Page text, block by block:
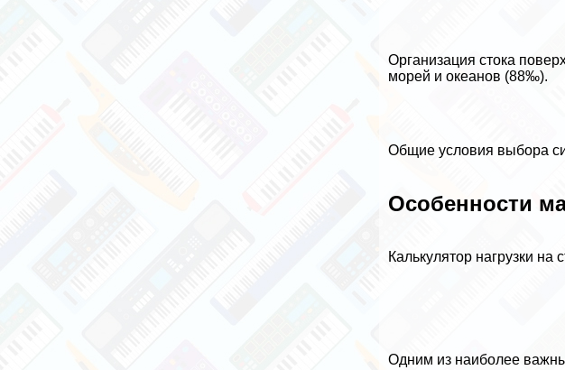
Организация стока
морей и океанов (88‰).
Общие условия выбора
Особенности
Калькулятор нагрузки на
Одним из наиболее